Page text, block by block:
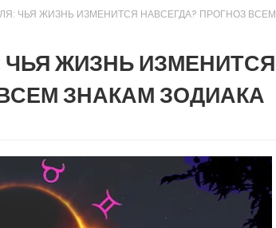
ЧЬЯ ЖИЗНЬ ИЗМЕНИТСЯ НАВСЕГДА? ПРОГНОЗ ВСЕМ
ЧЬЯ ЖИЗНЬ ИЗМЕНИТСЯ
ЗНАКАМ ЗОДИАКА